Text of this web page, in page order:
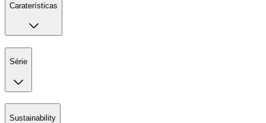
Caraterísticas
Série
Sustainability